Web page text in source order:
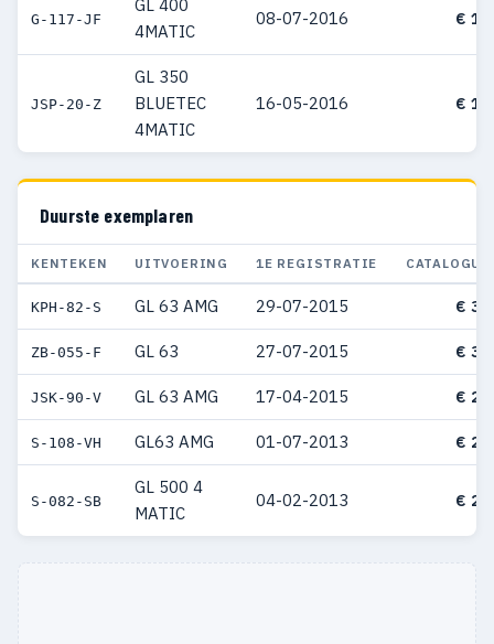
G-117-JF
GL 400
4MATIC
08-07-2016 €
JSP-20-Z
GL 350
BLUETEC
4MATIC
16-05-2016 €
Duurste exemplaren
KENTEKEN UITVOERING 1E REGISTRATIE
KPH-82-S GL 63 AMG 29-07-2015 €
ZB-055-F GL 63 27-07-2015 €
JSK-90-V GL 63 AMG 17-04-2015 €
S-108-VH GL63 AMG 01-07-2013 €
S-082-SB
GL 500 4
MATIC
04-02-2013 €